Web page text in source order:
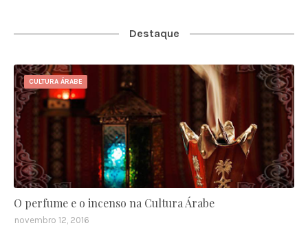
Destaque
CULTURA ÁRABE
O perfume e o incenso na Cultura Árabe
novembro 12, 2016